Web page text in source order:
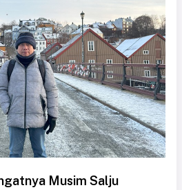
Musim Salju